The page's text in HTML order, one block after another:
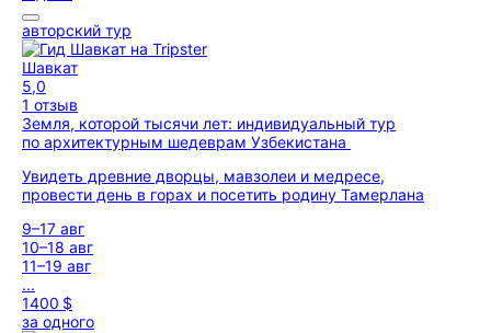
авторский тур
Шавкат
5,0
1 отзыв
Земля, которой тысячи лет: индивидуальный тур
по архитектурным шедеврам Узбекистана
Увидеть древние дворцы, мавзолеи и медресе,
провести день в горах и посетить родину Тамерлана
9–17 авг
10–18 авг
11–19 авг
...
1400 $
за одного